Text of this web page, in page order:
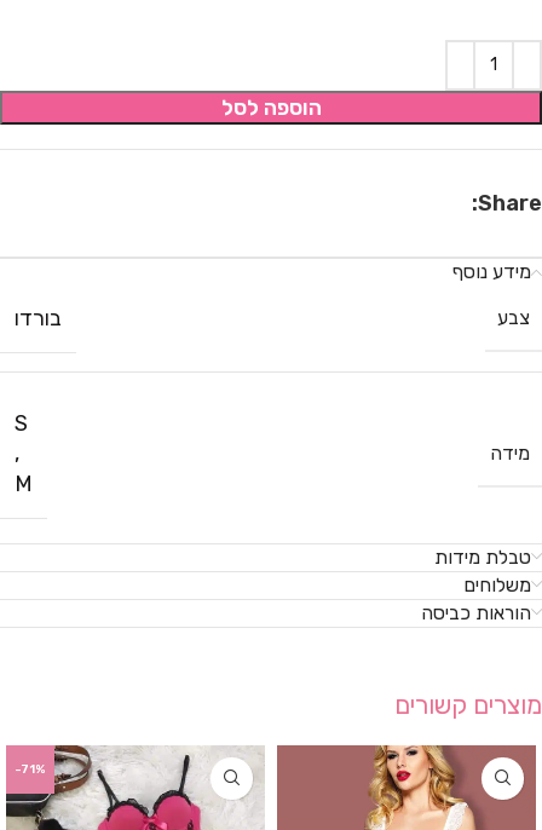
הוספה לסל
Share:
מידע נוסף
צבע
בורדו
מידה
S
,
M
טבלת מידות
משלוחים
הוראות כביסה
מוצרים קשורים
-71%